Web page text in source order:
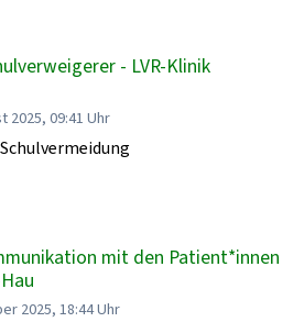
- LVR-Klinik
2025, 09:41 Uhr
mit den Patient*innen
2025, 18:44 Uhr